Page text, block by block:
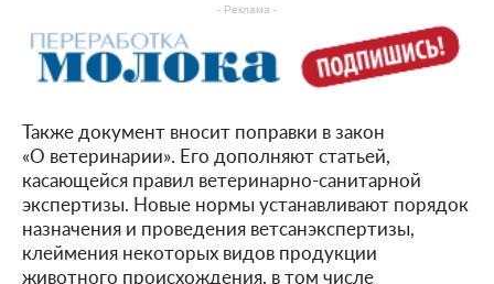
- Реклама -
Также документ вносит поправки в закон
«О ветеринарии». Его дополняют статьей,
касающейся правил ветеринарно-санитарной
экспертизы. Новые нормы устанавливают порядок
назначения и проведения ветсанэкспертизы,
клеймения некоторых видов продукции
животного происхождения, в том числе